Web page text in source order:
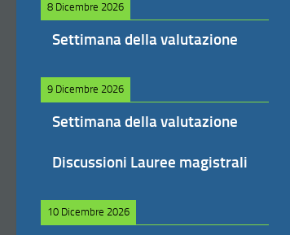
8 Dicembre 2026
Settimana della valutazione
9 Dicembre 2026
Settimana della valutazione
Discussioni Lauree magistrali
10 Dicembre 2026